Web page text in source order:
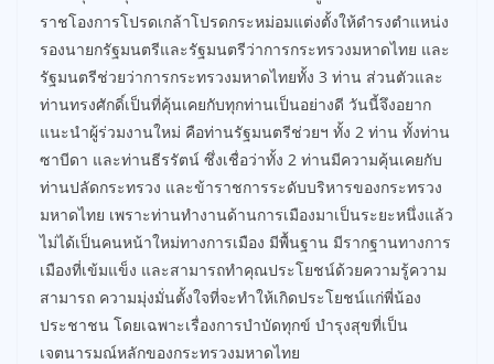
ราชโองการโปรดเกล้าโปรดกระหม่อมแต่งตั้งให้ดำรงตำแหน่ง
รองนายกรัฐมนตรีและรัฐมนตรีว่าการกระทรวงมหาดไทย และ
รัฐมนตรีช่วยว่าการกระทรวงมหาดไทยทั้ง 3 ท่าน ส่วนตัวและ
ท่านทรงศักดิ์เป็นที่คุ้นเคยกับทุกท่านเป็นอย่างดี วันนี้จึงอยาก
แนะนำผู้ร่วมงานใหม่ คือท่านรัฐมนตรีช่วยฯ ทั้ง 2 ท่าน ทั้งท่าน
ซาบีดา และท่านธีรรัตน์ ซึ่งเชื่อว่าทั้ง 2 ท่านมีความคุ้นเคยกับ
ท่านปลัดกระทรวง และข้าราชการระดับบริหารของกระทรวง
มหาดไทย เพราะท่านทำงานด้านการเมืองมาเป็นระยะหนึ่งแล้ว
ไม่ได้เป็นคนหน้าใหม่ทางการเมือง มีพื้นฐาน มีรากฐานทางการ
เมืองที่เข้มแข็ง และสามารถทำคุณประโยชน์ด้วยความรู้ความ
สามารถ ความมุ่งมั่นตั้งใจที่จะทำให้เกิดประโยชน์แก่พี่น้อง
ประชาชน โดยเฉพาะเรื่องการบำบัดทุกข์ บำรุงสุขที่เป็น
เจตนารมณ์หลักของกระทรวงมหาดไทย